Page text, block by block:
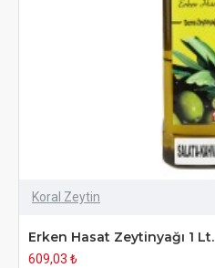
Koral Zeytin
Erken Hasat Zeytinyağı 1 Lt.
609,03 ₺